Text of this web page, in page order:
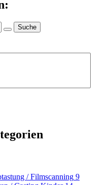
/ Filmscanning 9